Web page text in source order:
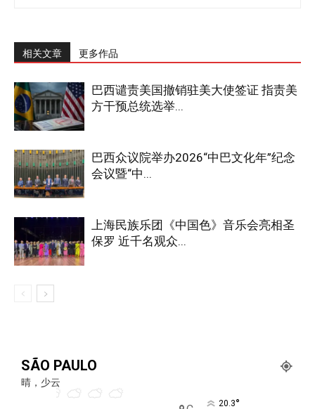
相关文章 更多作品
巴西谴责美国撤销驻美大使签证 指责美
方干预总统选举...
巴西众议院举办2026“中巴文化年”纪念
会议暨“中...
上海民族乐团《中国色》音乐会亮相圣
保罗 近千名观众...
SÃO PAULO
晴，少云
20.3°